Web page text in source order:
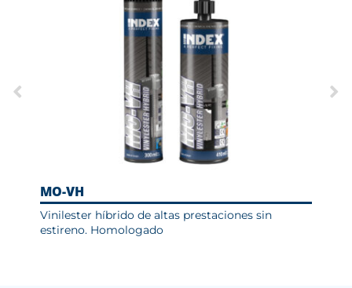
MO-VH
Vinilester híbrido de altas prestaciones sin
estireno. Homologado